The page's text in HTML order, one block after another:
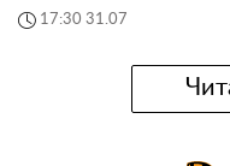
17:30 31.07